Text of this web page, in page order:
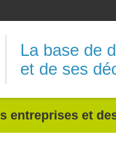
La base de
et de ses
entreprises et